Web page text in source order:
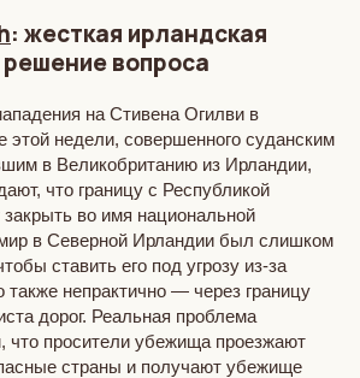
: жесткая ирландская
вопроса
на Стивена Огилви в
этой недели, совершенного суданским
в Великобританию из Ирландии,
что границу с Республикой
во имя национальной
в Северной Ирландии был слишком
ставить его под угрозу из-за
также непрактично — через границу
дорог. Реальная проблема
что просители убежища проезжают
страны и получают убежище